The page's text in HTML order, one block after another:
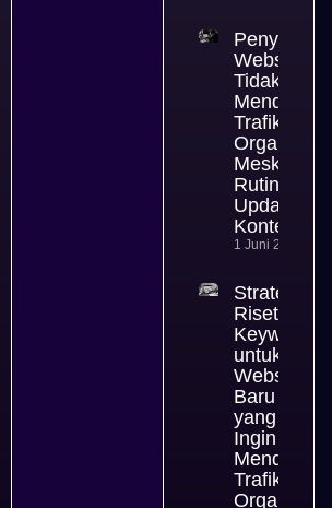
Penyebab
Website
Tidak
Mendapat
Trafik
Organik
Meski
Rutin
Update
Konten
1 Juni 2026
Strategi
Riset
Keyword
untuk
Website
Baru
yang
Ingin
Mendapat
Trafik
Organik